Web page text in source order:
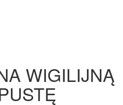
WIGILIJNĄ